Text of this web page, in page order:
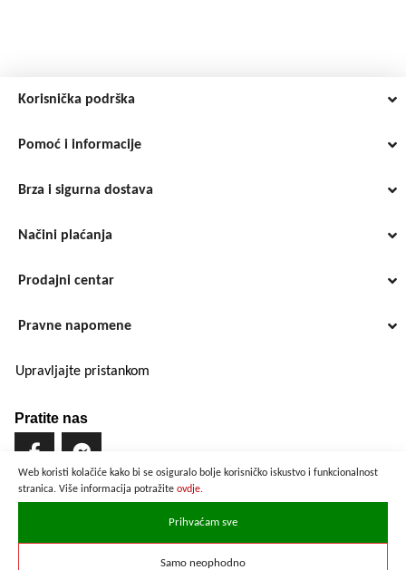
Web koristi kolačiće kako bi se osiguralo bolje korisničko iskustvo i funkcionalnost
stranica. Više informacija potražite ovdje.
Prihvaćam sve
Samo neophodno
Korisnička podrška
Pomoć i informacije
Brza i sigurna dostava
Načini plaćanja
Prodajni centar
Pravne napomene
Upravljajte pristankom
Pratite nas
Brzo i sigurno plaćanje